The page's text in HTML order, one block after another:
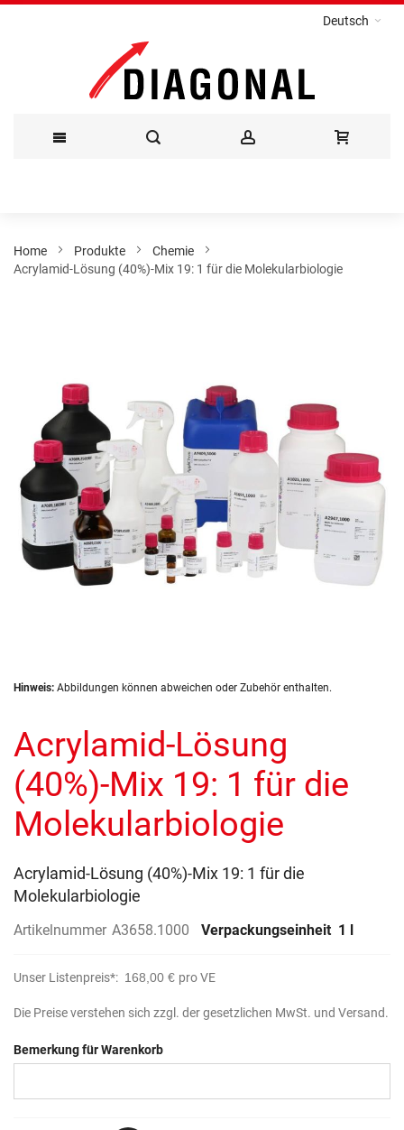
Deutsch
Inhalt
Home Produkte
Chemie
Acrylamid-Lösung (40%)-Mix 19: 1 für die Molekularbiologie
Zum
Bildergalerie
springen
Hinweis: Abbildungen können abweichen oder Zubehör enthalten.
Acrylamid-Lösung
(40%)-Mix 19: 1 für die
Molekularbiologie
Acrylamid-Lösung (40%)-Mix 19: 1 für die
Molekularbiologie
Artikelnummer A3658.1000 Verpackungseinheit 1 l
Unser Listenpreis*: 168,00 € pro VE
Die Preise verstehen sich zzgl. der gesetzlichen MwSt. und Versand.
Bemerkung für Warenkorb